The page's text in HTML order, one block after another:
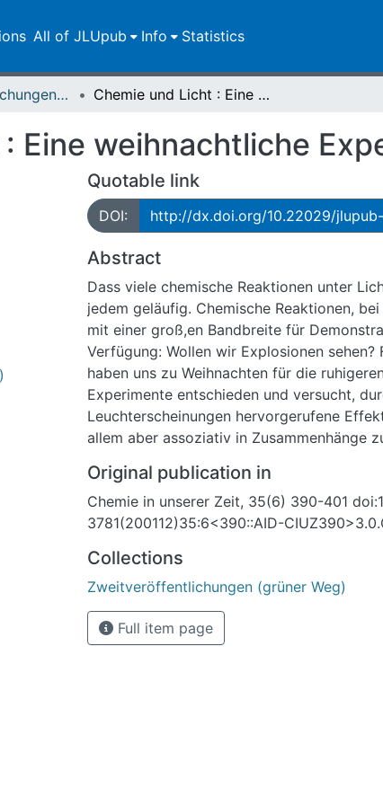
All of JLUpub Info Statistics
Zweitveröffentlichungen (grüner Weg) Chemie und Licht : Eine weihnachtliche Experimentalvorlesung
Eine weihnachtliche
Quotable link
DOI: http://dx.doi.org/10.22029/jlupub-
Abstract
Dass viele chemische Reaktionen unter
jedem geläufig. Chemische Reaktionen,
mit einer groß,en Bandbreite für
Verfügung: Wollen wir Explosionen sehen?
haben uns zu Weihnachten für die
Experimente entschieden und versucht,
Leuchterscheinungen hervorgerufene
allem aber assoziativ in Zusammenhänge
Original publication in
Chemie in unserer Zeit, 35(6) 390-401
3781(200112)35:6<390::AID-
Collections
Zweitveröffentlichungen (grüner Weg)
Full item page